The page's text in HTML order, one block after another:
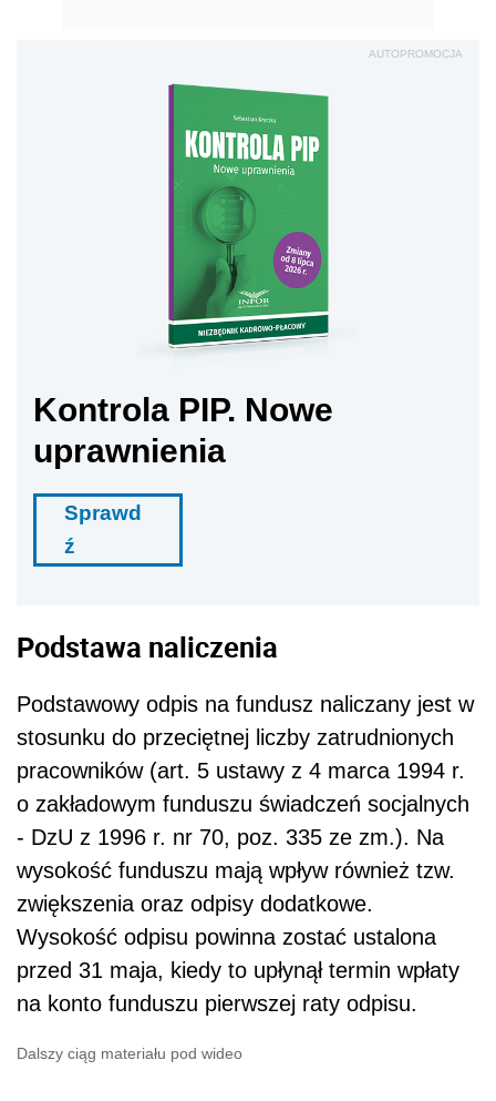
AUTOPROMOCJA
Kontrola PIP. Nowe
uprawnienia
Sprawd
ź
Podstawa naliczenia
Podstawowy odpis na fundusz naliczany jest w
stosunku do przeciętnej liczby zatrudnionych
pracowników (art. 5 ustawy z 4 marca 1994 r.
o zakładowym funduszu świadczeń socjalnych
- DzU z 1996 r. nr 70, poz. 335 ze zm.). Na
wysokość funduszu mają wpływ również tzw.
zwiększenia oraz odpisy dodatkowe.
Wysokość odpisu powinna zostać ustalona
przed 31 maja, kiedy to upłynął termin wpłaty
na konto funduszu pierwszej raty odpisu.
Dalszy ciąg materiału pod wideo